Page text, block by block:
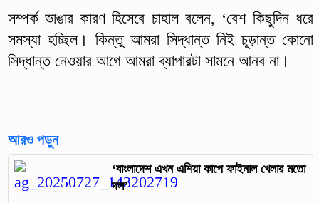
সম্পর্ক ভাঙার কারণ হিসেবে চাহাল বলেন, ‘বেশ কিছুদিন ধরে
সমস্যা হচ্ছিল। কিন্তু আমরা সিদ্ধান্ত নিই চূড়ান্ত কোনো
সিদ্ধান্ত নেওয়ার আগে আমরা ব্যাপারটা সামনে আনব না।
আরও পড়ুন
‘বাংলাদেশ এখন এশিয়া কাপে ফাইনাল খেলার মতো
দল’